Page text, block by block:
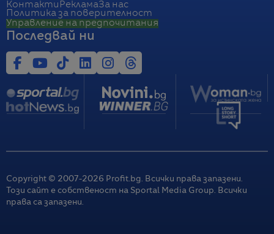
Контакти РекламаЗа нас
Политика за поверителност
Управление на предпочитания
Последвай ни
Copyright © 2007-2026 Profit.bg. Всички права запазени.
Този сайт е собственост на Sportal Media Group. Всички
права са запазени.